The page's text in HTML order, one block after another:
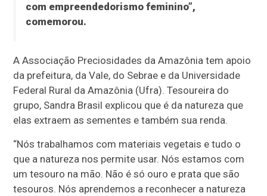
com empreendedorismo feminino”,
comemorou.
A Associação Preciosidades da Amazônia tem apoio
da prefeitura, da Vale, do Sebrae e da Universidade
Federal Rural da Amazônia (Ufra). Tesoureira do
grupo, Sandra Brasil explicou que é da natureza que
elas extraem as sementes e também sua renda.
“Nós trabalhamos com materiais vegetais e tudo o
que a natureza nos permite usar. Nós estamos com
um tesouro na mão. Não é só ouro e prata que são
tesouros. Nós aprendemos a reconhecer a natureza